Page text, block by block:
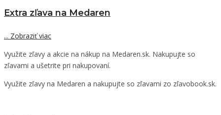
Extra zľava na Medaren
... Zobraziť viac
Využite zľavy a akcie na nákup na Medaren.sk. Nakupujte so
zľavami a ušetrite pri nakupovaní.
Využite zľavy na Medaren a nakupujte so zľavami zo zľavobook.sk.